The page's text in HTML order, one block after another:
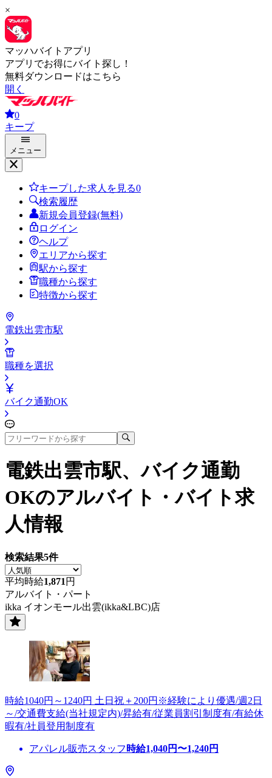
×
マッハバイトアプリ
アプリでお得にバイト探し！
無料ダウンロードはこちら
開く
0
キープ
メニュー
キープした求人を見る0
検索履歴
新規会員登録(無料)
ログイン
ヘルプ
エリアから探す
駅から探す
職種から探す
特徴から探す
電鉄出雲市駅
職種を選択
バイク通勤OK
電鉄出雲市駅、バイク通勤
OKのアルバイト・バイト求
人情報
検索結果5件
平均時給1,871 円
アルバイト・パート
ikka イオンモール出雲(ikka&LBC)店
時給1040円～1240円 土日祝＋200円※経験により優遇/週2日
～/交通費支給(当社規定内)/昇給有/従業員割引制度有/有給休
暇有/社員登用制度有
アパレル販売スタッフ 時給1,040円〜1,240円